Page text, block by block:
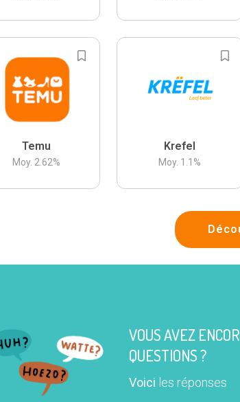
Temu
Moy. 2.62%
Krefel
Moy. 1.1 %
VOUS AVEZ
QUESTIONS ?
Voici les réponses